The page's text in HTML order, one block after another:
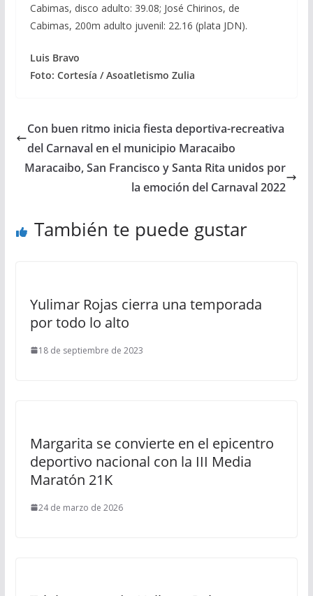
Cabimas, disco adulto: 39.08; José Chirinos, de
Cabimas, 200m adulto juvenil: 22.16 (plata JDN).
Luis Bravo
Foto: Cortesía / Asoatletismo Zulia
Con buen ritmo inicia fiesta deportiva-recreativa
del Carnaval en el municipio Maracaibo
Maracaibo, San Francisco y Santa Rita unidos por
la emoción del Carnaval 2022
También te puede gustar
Yulimar Rojas cierra una temporada
por todo lo alto
18 de septiembre de 2023
Margarita se convierte en el epicentro
deportivo nacional con la III Media
Maratón 21K
24 de marzo de 2026